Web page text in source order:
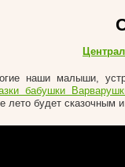
наши малыши,
бабушки
лето будет сказочным